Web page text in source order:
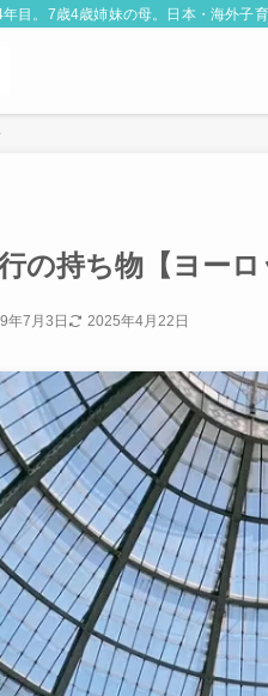
目。7歳4歳姉妹の母。日本・海外子
の持ち物【ヨー
年7月3日 2025年4月22日